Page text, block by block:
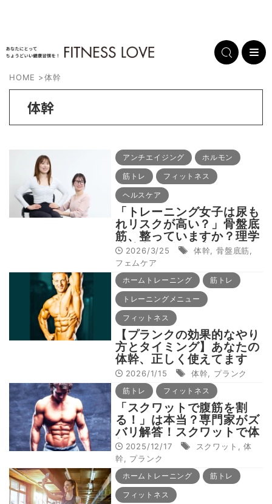
HOME >体幹
体幹
アンチエイジング ホルモン
筋トレ フィットネス
ヘルスケア
「トレーニング女子は尿も
れリスクが高い？」骨盤底
筋、整っていますか？理学
療法士に聞く一生モノの身
体を作る「運動とケア」の
新ルーティン
2026/3/25 体幹 骨盤底筋
フェムケア
ホームトレーニング 筋トレ
トレーニングメニュー
フィットネス
【プランクの効果的なやり
方とタイミング】あなたの
体幹、正しく使えてます
か？2026/1/15 体幹 プランク
筋トレ フィットネス
「スクワットで腹筋を割
る！」は本当？専門家がズ
バリ解答！スクワットで体
幹が正しく使えているかを
調べる方法も！
2025/12/17 スクワット ,体
幹
プランク
ホームトレーニング 筋トレ
フィットネス